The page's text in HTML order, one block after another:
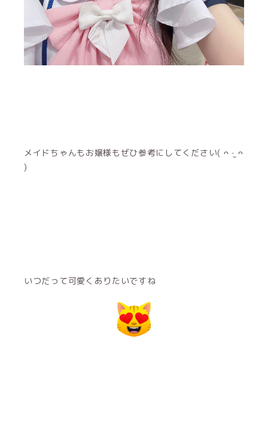
メイドちゃんもお嬢様もぜひ参考にしてください( ᴖ ·̫ ᴖ
)‪
いつだって可愛くありたいですね